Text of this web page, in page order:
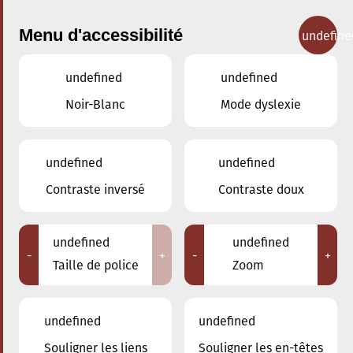
Concerts
Adresse
Menu d'accessibilité
undefined
Noir-Blanc
undefined
Mode dyslexie
undefined
Contraste inversé
undefined
Contraste doux
-
undefined
Taille de police
+ -
undefined
Zoom
+
undefined
Souligner les liens
undefined
Souligner les en-têtes